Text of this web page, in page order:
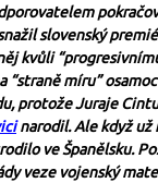
slovenský
kvůli
“straně míru”
protože Juraje
narodil. Ale když už
ve Španělsku.
veze vojenský